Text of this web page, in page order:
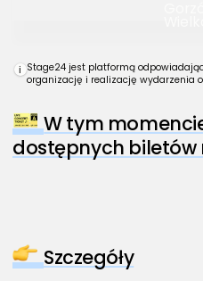
i Stage24 jest platformą
organizację i realizację wydarzenia
W tym
dostępnych biletów
Szczegóły